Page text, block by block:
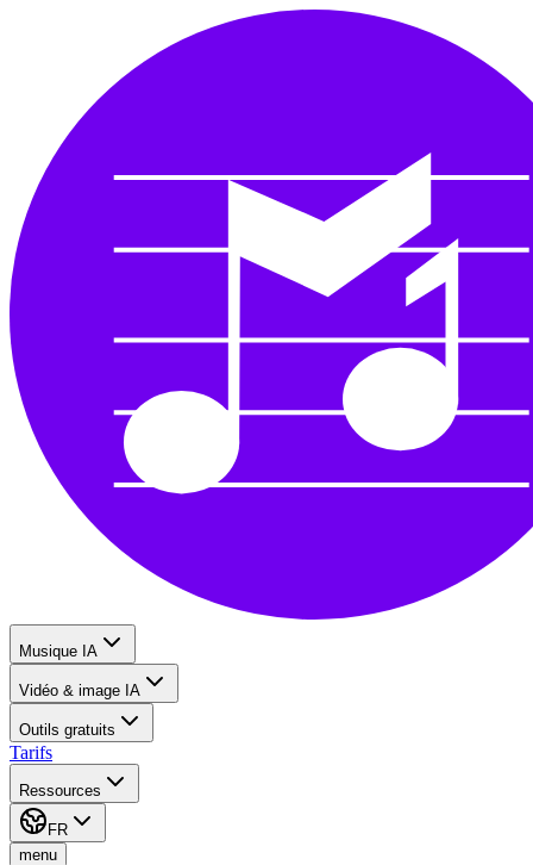
Musique IA
Vidéo & image IA
Outils gratuits
Tarifs
Ressources
FR
menu